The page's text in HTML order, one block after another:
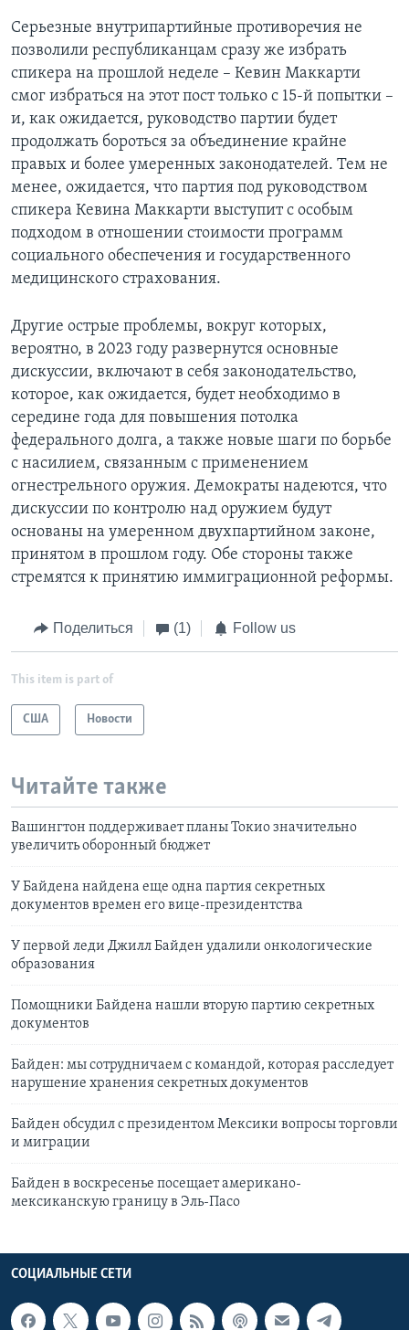
Серьезные внутрипартийные противоречия не
позволили республиканцам сразу же избрать
спикера на прошлой неделе – Кевин Маккарти
смог избраться на этот пост только с 15-й попытки –
и, как ожидается, руководство партии будет
продолжать бороться за объединение крайне
правых и более умеренных законодателей. Тем не
менее, ожидается, что партия под руководством
спикера Кевина Маккарти выступит с особым
подходом в отношении стоимости программ
социального обеспечения и государственного
медицинского страхования.
Другие острые проблемы, вокруг которых,
вероятно, в 2023 году развернутся основные
дискуссии, включают в себя законодательство,
которое, как ожидается, будет необходимо в
середине года для повышения потолка
федерального долга, а также новые шаги по борьбе
с насилием, связанным с применением
огнестрельного оружия. Демократы надеются, что
дискуссии по контролю над оружием будут
основаны на умеренном двухпартийном законе,
принятом в прошлом году. Обе стороны также
стремятся к принятию иммиграционной реформы.
Поделиться (1) Follow us
This item is part of
США Новости
Читайте также
Вашингтон поддерживает планы Токио значительно
увеличить оборонный бюджет
У Байдена найдена еще одна партия секретных
документов времен его вице-президентства
У первой леди Джилл Байден удалили онкологические
образования
Помощники Байдена нашли вторую партию секретных
документов
Байден: мы сотрудничаем с командой, которая расследует
нарушение хранения секретных документов
Байден обсудил с президентом Мексики вопросы торговли
и миграции
Байден в воскресенье посещает американо-
мексиканскую границу в Эль-Пасо
СОЦИАЛЬНЫЕ СЕТИ